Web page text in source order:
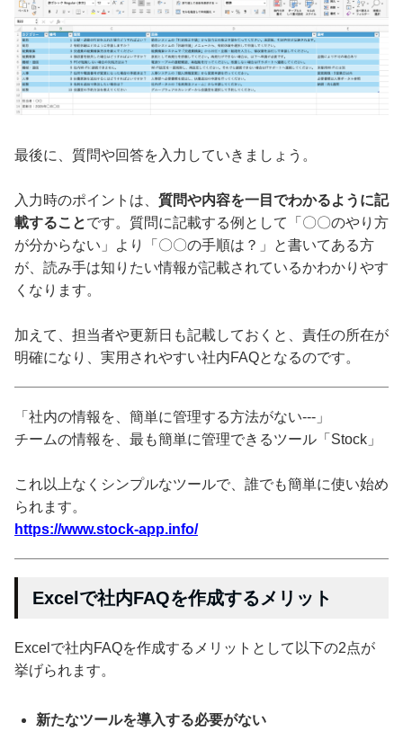
最後に、質問や回答を入力していきましょう。
入力時のポイントは、 質問や内容を一目でわかるように記
載することです。質問に記載する例として「〇〇のやり方
が分からない」より「〇〇の手順は？」と書いてある方
が、読み手は知りたい情報が記載されているかわかりやす
くなります。
加えて、担当者や更新日も記載しておくと、責任の所在が
明確になり、実用されやすい社内FAQとなるのです。
「社内の情報を、簡単に管理する方法がない---」
チームの情報を、最も簡単に管理できるツール「Stock」
これ以上なくシンプルなツールで、誰でも簡単に使い始め
られます。
https://www.stock-app.info/
Excelで社内FAQを作成するメリット
Excelで社内FAQを作成するメリットとして以下の2点が
挙げられます。
新たなツールを導入する必要がない